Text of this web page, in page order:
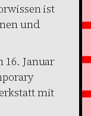
ist
und
16. Januar
mit